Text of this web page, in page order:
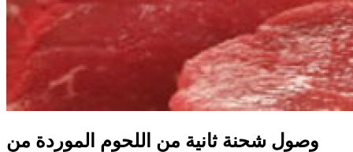
وصول شحنة ثانية من اللحوم الموردة من